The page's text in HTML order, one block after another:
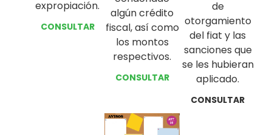
expropiación.
CONSULTAR
algún crédito
fiscal, así como
los montos
respectivos.
CONSULTAR
de
otorgamiento
del fiat y las
sanciones que
se les hubieran
aplicado.
CONSULTAR